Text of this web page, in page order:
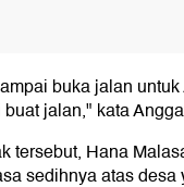
buka jalan
jalan," kata
tersebut, Hana
sedihnya atas